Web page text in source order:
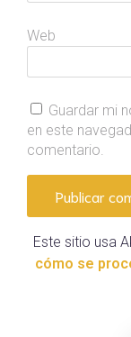
Web
Guardar mi
en este
comentario.
Este sitio usa
cómo se